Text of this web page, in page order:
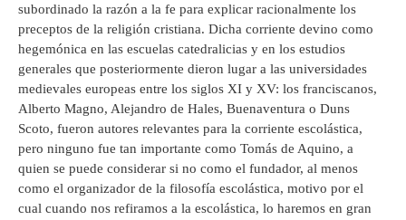
subordinado la razón a la fe para explicar racionalmente los
preceptos de la religión cristiana. Dicha corriente devino como
hegemónica en las escuelas catedralicias y en los estudios
generales que posteriormente dieron lugar a las universidades
medievales europeas entre los siglos XI y XV: los franciscanos,
Alberto Magno, Alejandro de Hales, Buenaventura o Duns
Scoto, fueron autores relevantes para la corriente escolástica,
pero ninguno fue tan importante como Tomás de Aquino, a
quien se puede considerar si no como el fundador, al menos
como el organizador de la filosofía escolástica, motivo por el
cual cuando nos refiramos a la escolástica, lo haremos en gran